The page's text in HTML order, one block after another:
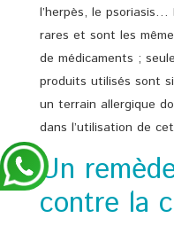
l’herpès, le
rares et sont les
de médicaments ;
produits utilisés sont
un terrain allergique
dans l’utilisation de
Un
contre la